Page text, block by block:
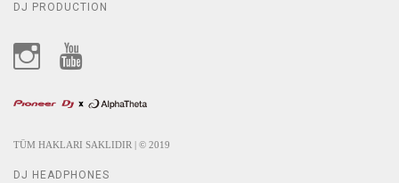
TÜM HAKLARI SAKLIDIR | © 2019
DJ PRODUCTION
DJ HEADPHONES